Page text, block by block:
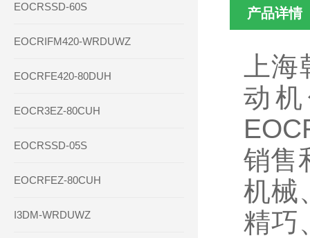
EOCRSSD-60S
EOCRIFM420-WRDUWZ
EOCRFE420-80DUH
EOCR3EZ-80CUH
EOCRSSD-05S
EOCRFEZ-80CUH
I3DM-WRDUWZ
产品详情
上
动
销售
机械
精巧